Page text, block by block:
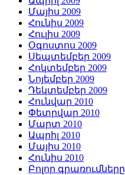
Մայիս 2009
Հունիս 2009
Հուլիս 2009
Օգոստոս 2009
Սեպտեմբեր 2009
Հոկտեմբեր 2009
Նոյեմբեր 2009
Դեկտեմբեր 2009
Հունվար 2010
Փետրվար 2010
Մարտ 2010
Ապրիլ 2010
Մայիս 2010
Հունիս 2010
Բոլոր գրառումները